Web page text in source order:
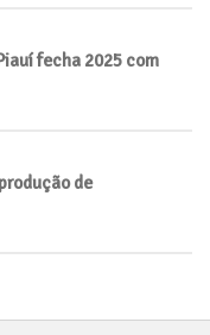
fecha 2025 com
de